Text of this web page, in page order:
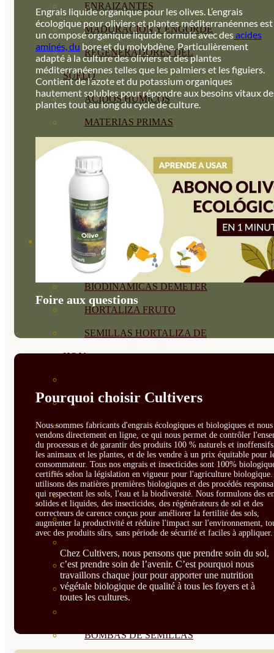
ENRAIZANTES
MADURACIÓN Y ENGORDE
REGENERADORES DEL
SUELO
ÁCIDOS HÚMICOS
MATERIAS PRIMAS
PROTECCIÓN CULTIVOS Y
PLANTAS
PLANTAS INTERIOR
GROWPUNCH
SEMILLAS
VER TODAS
BIODINÁMICAS DEMETER
HORTALIZA FRUTO
SEMILLAS HORTALIZA DE
HOJA
SEMILLAS FLORES
SEMILLAS FLORES
COMESTIBLES
SEMILLAS TRADICIONALES
SEMILLAS BRASICAS
SEMILLAS RAÍZ
MICROGREEN
CUBIERTAS VEGETALES
BOMBAS DE SEMILLAS
Engrais liquide organique pour les olives. L’engrais
écologique pour oliviers et plantes méditerranéennes est
un composé organique liquide formulé avec desacides
aminés, du bore et du molybdène. Particulièrement
adapté à la culture des oliviers et des plantes
méditerranéennes telles que les palmiers et les figuiers.
Contient de l’azote et du potassium organiques
hautement solubles pour répondre aux besoins vitaux
plantes tout au long du cycle de culture.
Foire aux questions
Pourquoi choisir Cultivers
Nous sommes fabricants d'engrais écologiques et biologiques et nous
vendons directement en ligne, ce qui nous permet de contrôler
du processus et de garantir des produits 100 % naturels et
les animaux et les plantes, et de les vendre à un prix équitable pour
consommateur. Tous nos engrais et insecticides sont 100%
certifiés selon la législation en vigueur pour l'agriculture biologique.
utilisons des matières premières biologiques et des procédés
qui respectent les sols, l'eau et la biodiversité. Nous formulons des
solides et liquides, des insecticides, des régénérateurs de sol et des
correcteurs de carence conçus pour améliorer la fertilité des sols,
augmenter la productivité et réduire l'impact sur l'environnement,
avec des produits sûrs, sans période de sécurité et faciles à appliquer.
Chez Cultivers, nous pensons que prendre soin du sol,
c’est prendre soin de l’avenir. C’est pourquoi nous
travaillons chaque jour pour apporter une nutrition
végétale biologique de qualité à tous les foyers et à
toutes les cultures.